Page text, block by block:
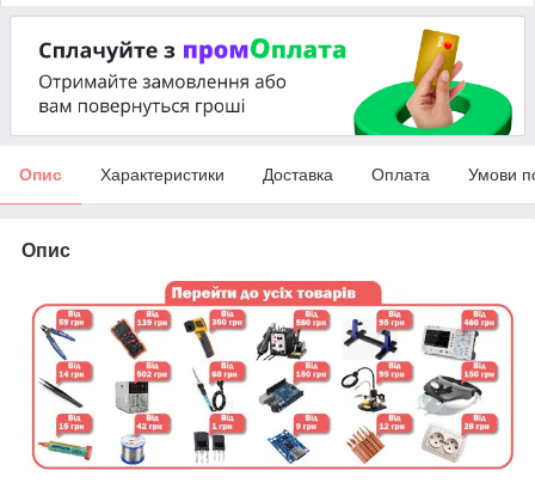
Опис Характеристики Доставка Оплата Умови
Опис